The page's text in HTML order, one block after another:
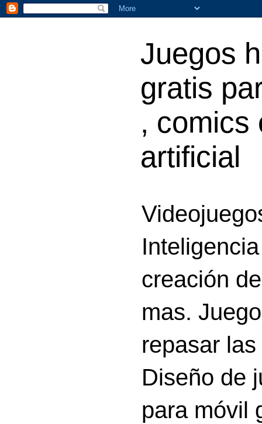
Juegos
gratis
, comics
artificial
creación
mas.
repasar
Diseño de
para móvil